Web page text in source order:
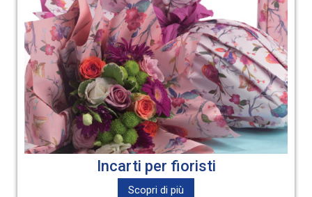
Incarti per fioristi
Scopri di più